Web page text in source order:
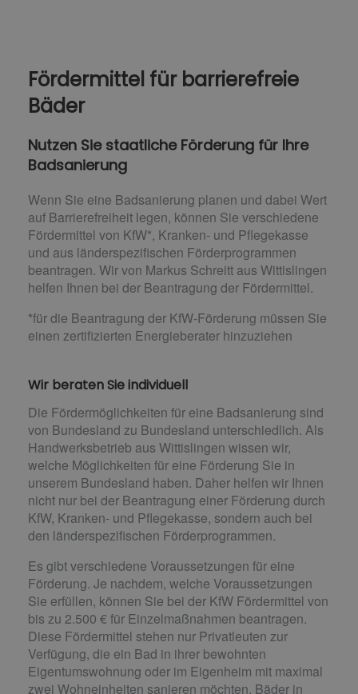
Fördermittel für barrierefreie
Bäder
Nutzen Sie staatliche Förderung für Ihre
Badsanierung
Wenn Sie eine Badsanierung planen und dabei Wert
auf Barrierefreiheit legen, können Sie verschiedene
Fördermittel von KfW*, Kranken- und Pflegekasse
und aus länderspezifischen Förderprogrammen
beantragen. Wir von Markus Schreitt aus Wittislingen
helfen Ihnen bei der Beantragung der Fördermittel.
*für die Beantragung der KfW-Förderung müssen Sie
einen zertifizierten Energieberater hinzuziehen
Wir beraten Sie individuell
Die Fördermöglichkeiten für eine Badsanierung sind
von Bundesland zu Bundesland unterschiedlich. Als
Handwerksbetrieb aus Wittislingen wissen wir,
welche Möglichkeiten für eine Förderung Sie in
unserem Bundesland haben. Daher helfen wir Ihnen
nicht nur bei der Beantragung einer Förderung durch
KfW, Kranken- und Pflegekasse, sondern auch bei
den länderspezifischen Förderprogrammen.
Es gibt verschiedene Voraussetzungen für eine
Förderung. Je nachdem, welche Voraussetzungen
Sie erfüllen, können Sie bei der KfW Fördermittel von
bis zu 2.500 € für Einzelmaßnahmen beantragen.
Diese Fördermittel stehen nur Privatleuten zur
Verfügung, die ein Bad in ihrer bewohnten
Eigentumswohnung oder im Eigenheim mit maximal
zwei Wohneinheiten sanieren möchten. Bäder in